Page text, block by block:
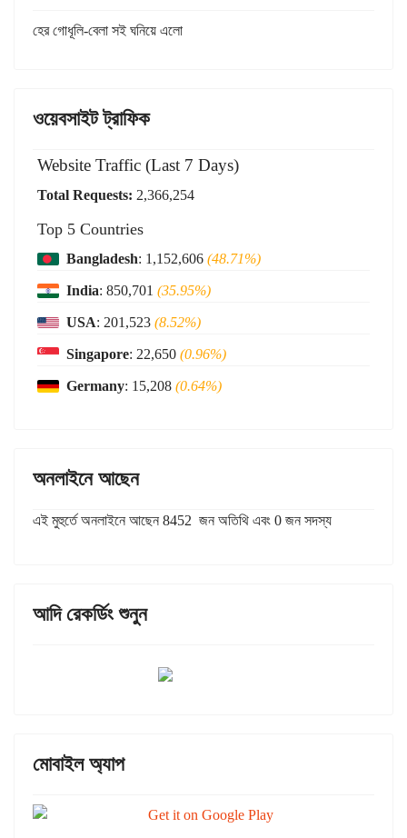
হের গোধূলি-বেলা সই ঘনিয়ে এলো
ওয়েবসাইট ট্রাফিক
Website Traffic (Last 7 Days)
Total Requests: 2,366,254
Top 5 Countries
Bangladesh: 1,152,606 (48.71%)
India: 850,701 (35.95%)
USA: 201,523 (8.52%)
Singapore: 22,650 (0.96%)
Germany: 15,208 (0.64%)
অনলাইনে আছেন
এই মুহুর্তে অনলাইনে আছেন 8452 জন অতিথি এবং 0 জন সদস্য
আদি রেকর্ডিং শুনুন
মোবাইল অ্যাপ